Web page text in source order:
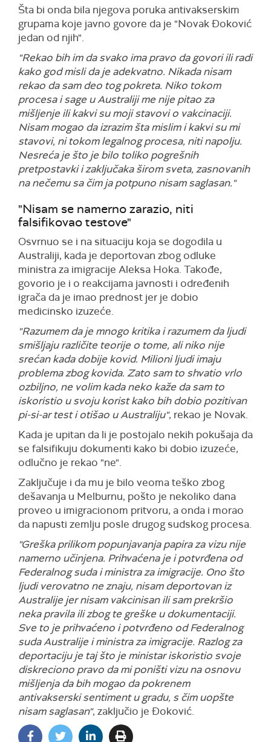
Šta bi onda bila njegova poruka antivakserskim
grupama koje javno govore da je "Novak Đoković
jedan od njih".
"Rekao bih im da svako ima pravo da govori ili radi
kako god misli da je adekvatno. Nikada nisam
rekao da sam deo tog pokreta. Niko tokom
procesa i sage u Australiji me nije pitao za
mišljenje ili kakvi su moji stavovi o vakcinaciji.
Nisam mogao da izrazim šta mislim i kakvi su mi
stavovi, ni tokom legalnog procesa, niti napolju.
Nesreća je što je bilo toliko pogrešnih
pretpostavki i zaključaka širom sveta, zasnovanih
na nečemu sa čim ja potpuno nisam saglasan."
"Nisam se namerno zarazio, niti
falsifikovao testove"
Osvrnuo se i na situaciju koja se dogodila u
Australiji, kada je deportovan zbog odluke
ministra za imigracije Aleksa Hoka. Takođe,
govorio je i o reakcijama javnosti i određenih
igrača da je imao prednost jer je dobio
medicinsko izuzeće.
"Razumem da je mnogo kritika i razumem da ljudi
smišljaju različite teorije o tome, ali niko nije
srećan kada dobije kovid. Milioni ljudi imaju
problema zbog kovida. Zato sam to shvatio vrlo
ozbiljno, ne volim kada neko kaže da sam to
iskoristio u svoju korist kako bih dobio pozitivan
pi-si-ar test i otišao u Australiju", rekao je Novak.
Kada je upitan da li je postojalo nekih pokušaja da
se falsifikuju dokumenti kako bi dobio izuzeće,
odlučno je rekao "ne".
Zaključuje i da mu je bilo veoma teško zbog
dešavanja u Melburnu, pošto je nekoliko dana
proveo u imigracionom pritvoru, a onda i morao
da napusti zemlju posle drugog sudskog procesa.
"Greška prilikom popunjavanja papira za vizu nije
namerno učinjena. Prihvaćena je i potvrđena od
Federalnog suda i ministra za imigracije. Ono što
ljudi verovatno ne znaju, nisam deportovan iz
Australije jer nisam vakcinisan ili sam prekršio
neka pravila ili zbog te greške u dokumentaciji.
Sve to je prihvaćeno i potvrđeno od Federalnog
suda Australije i ministra za imigracije. Razlog za
deportaciju je taj što je ministar iskoristio svoje
diskreciono pravo da mi poništi vizu na osnovu
mišljenja da bih mogao da pokrenem
antivakserski sentiment u gradu, s čim uopšte
nisam saglasan", zaključio je Đoković.